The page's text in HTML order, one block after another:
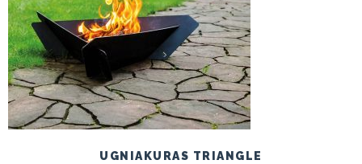
UGNIAKURAS TRIANGLE